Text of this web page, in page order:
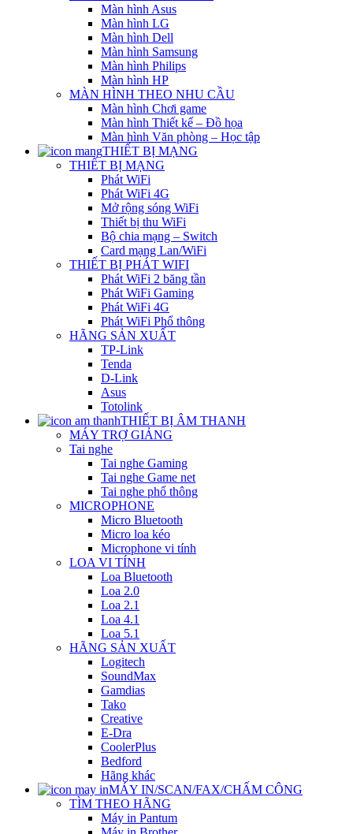
Màn hình Asus
Màn hình LG
Màn hình Dell
Màn hình Samsung
Màn hình Philips
Màn hình HP
MÀN HÌNH THEO NHU CẦU
Màn hình Chơi game
Màn hình Thiết kế – Đồ họa
Màn hình Văn phòng – Học tập
THIẾT BỊ MẠNG
THIẾT BỊ MẠNG
Phát WiFi
Phát WiFi 4G
Mở rộng sóng WiFi
Thiết bị thu WiFi
Bộ chia mạng – Switch
Card mạng Lan/WiFi
THIẾT BỊ PHÁT WIFI
Phát WiFi 2 băng tần
Phát WiFi Gaming
Phát WiFi 4G
Phát WiFi Phổ thông
HÃNG SẢN XUẤT
TP-Link
Tenda
D-Link
Asus
Totolink
THIẾT BỊ ÂM THANH
MÁY TRỢ GIẢNG
Tai nghe
Tai nghe Gaming
Tai nghe Game net
Tai nghe phổ thông
MICROPHONE
Micro Bluetooth
Micro loa kéo
Microphone vi tính
LOA VI TÍNH
Loa Bluetooth
Loa 2.0
Loa 2.1
Loa 4.1
Loa 5.1
HÃNG SẢN XUẤT
Logitech
SoundMax
Gamdias
Tako
Creative
E-Dra
CoolerPlus
Bedford
Hãng khác
MÁY IN/SCAN/FAX/CHẤM CÔNG
TÌM THEO HÃNG
Máy in Pantum